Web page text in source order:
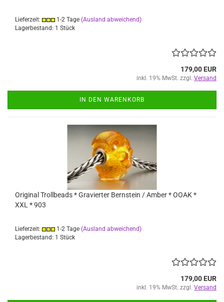
Lieferzeit: 1-2 Tage (Ausland abweichend)
Lagerbestand: 1 Stück
179,00 EUR
inkl. 19% MwSt. zzgl. Versand
IN DEN WARENKORB
Original Trollbeads * Gravierter Bernstein / Amber * OOAK *
XXL * 903
Lieferzeit: 1-2 Tage (Ausland abweichend)
Lagerbestand: 1 Stück
179,00 EUR
inkl. 19% MwSt. zzgl. Versand